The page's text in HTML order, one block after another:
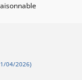
04/2026)